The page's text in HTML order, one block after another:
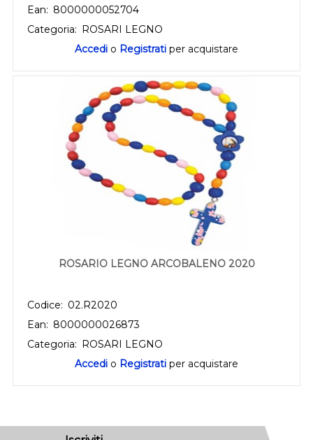
Ean: 8000000052704
Categoria: ROSARI LEGNO
Accedi o Registrati per acquistare
ROSARIO LEGNO ARCOBALENO 2020
Codice: 02.R2020
Ean: 8000000026873
Categoria: ROSARI LEGNO
Accedi o Registrati per acquistare